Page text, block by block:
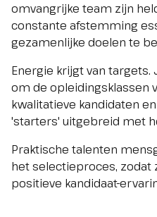
omvangrijke team zijn
constante afstemming
gezamenlijke doelen te
Energie krijgt van
om de opleidingsklassen
kwalitatieve kandidaten
'starters' uitgebreid met
Praktische talenten
het selectieproces, zodat
positieve kandidaat-